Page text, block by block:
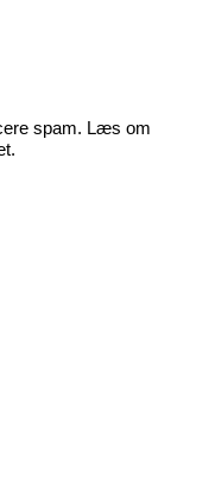
spam. Læs om
.